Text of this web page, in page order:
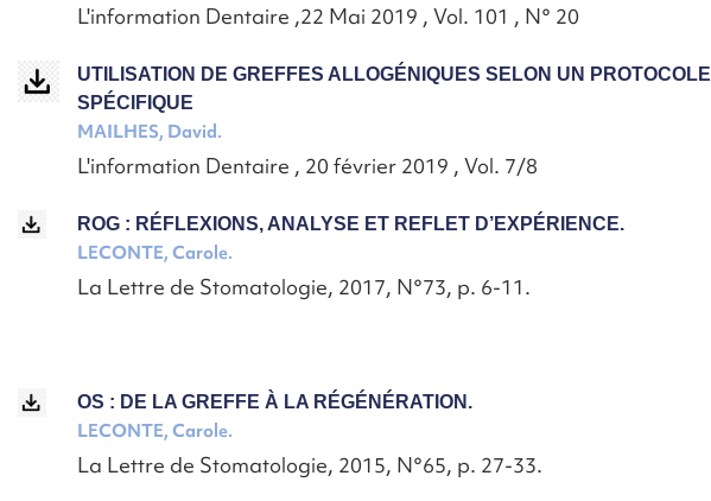
L'information Dentaire ,22 Mai 2019 , Vol. 101 , N° 20
UTILISATION DE GREFFES ALLOGÉNIQUES SELON UN PROTOCOLE
SPÉCIFIQUE
MAILHES, David.
L'information Dentaire , 20 février 2019 , Vol. 7/8
ROG : RÉFLEXIONS, ANALYSE ET REFLET D’EXPÉRIENCE.
LECONTE, Carole.
La Lettre de Stomatologie, 2017, N°73, p. 6-11.
OS : DE LA GREFFE À LA RÉGÉNÉRATION.
LECONTE, Carole.
La Lettre de Stomatologie, 2015, N°65, p. 27-33.